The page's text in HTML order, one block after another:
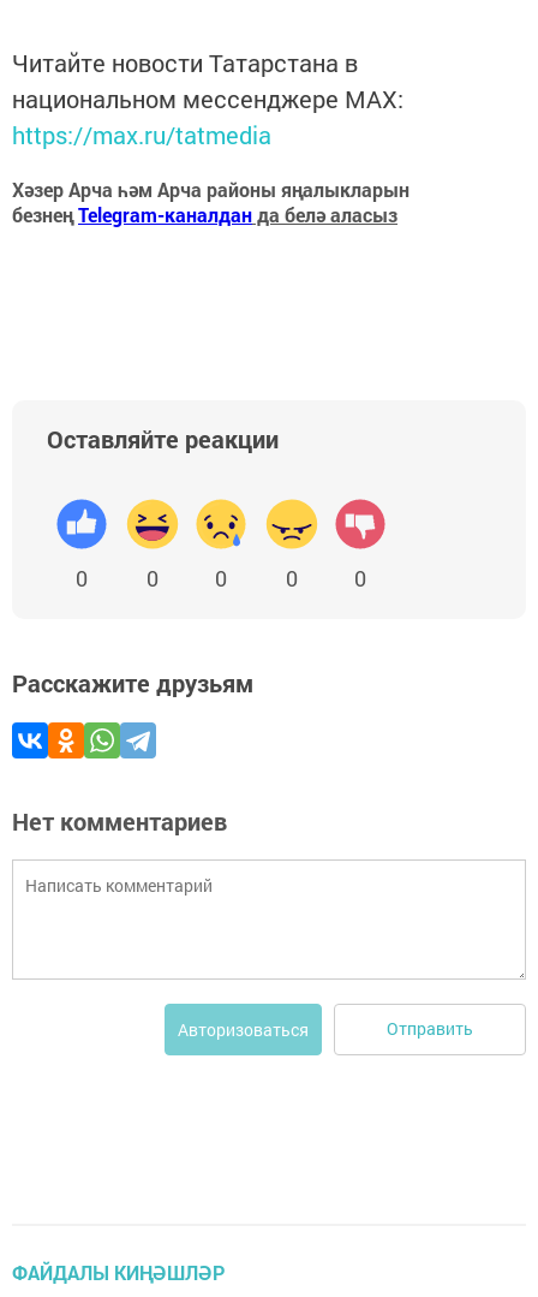
Читайте новости Татарстана в
национальном мессенджере MАХ:
https://max.ru/tatmedia
Хәзер Арча һәм Арча районы яңалыкларын
безнеңTelegram-каналданда белә аласыз
Оставляйте реакции
0 0 0 0 0
Расскажите друзьям
Нет комментариев
Авторизоваться Отправить
ФАЙДАЛЫ КИҢӘШЛӘР